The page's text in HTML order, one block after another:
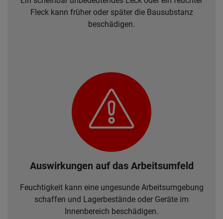
Fleck kann früher oder später die Bausubstanz
beschädigen.
Auswirkungen auf das Arbeitsumfeld
Feuchtigkeit kann eine ungesunde Arbeitsumgebung
schaffen und Lagerbestände oder Geräte im
Innenbereich beschädigen.